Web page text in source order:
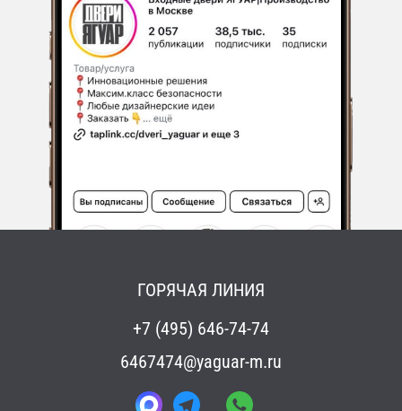
ГОРЯЧАЯ ЛИНИЯ
+7 (495) 646-74-74
6467474@yaguar-m.ru